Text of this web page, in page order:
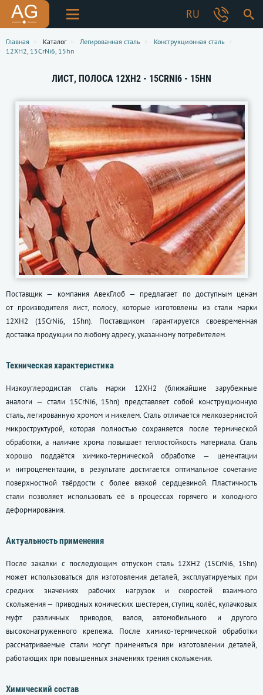
RU
Главная Каталог Легированная сталь
Конструкционная сталь
12ХН2, 15CrNi6, 15hn
ЛИСТ, ПОЛОСА 12ХН2 - 15CRNI6 - 15HN
Поставщик — компания АвекГлоб — предлагает по доступным ценам
от производителя лист, полосу, которые изготовлены из стали марки
12ХН2 (15СrNi6, 15hn). Поставщиком гарантируется своевременная
доставка продукции по любому адресу, указанному потребителем.
Техническая характеристика
Низкоуглеродистая сталь марки 12ХН2 (ближайшие зарубежные
аналоги — стали 15СrNi6, 15hn) представляет собой конструкционную
сталь, легированную хромом и никелем. Сталь отличается мелкозернистой
микроструктурой, которая полностью сохраняется после термической
обработки, а наличие хрома повышает теплостойкость материала. Сталь
хорошо поддаётся химико-термической обработке — цементации
и нитроцементации, в результате достигается оптимальное сочетание
поверхностной твёрдости с более вязкой сердцевиной. Пластичность
стали позволяет использовать её в процессах горячего и холодного
деформирования.
Актуальность применения
После закалки с последующим отпуском сталь 12ХН2 (15СrNi6, 15hn)
может использоваться для изготовления деталей, эксплуатируемых при
средних значениях рабочих нагрузок и скоростей взаимного
скольжения — приводных конических шестерен, ступиц колёс, кулачковых
муфт различных приводов, валов, автомобильного и другого
высоконагруженного крепежа. После химико-термической обработки
рассматриваемые стали могут применяться при изготовлении деталей,
работающих при повышенных значениях трения скольжения.
Химический состав